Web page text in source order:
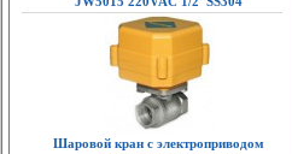
Шаровой кран с электроприводом